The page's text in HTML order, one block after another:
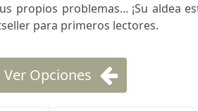
propios problemas... ¡Su aldea
para primeros lectores.
Ver Opciones